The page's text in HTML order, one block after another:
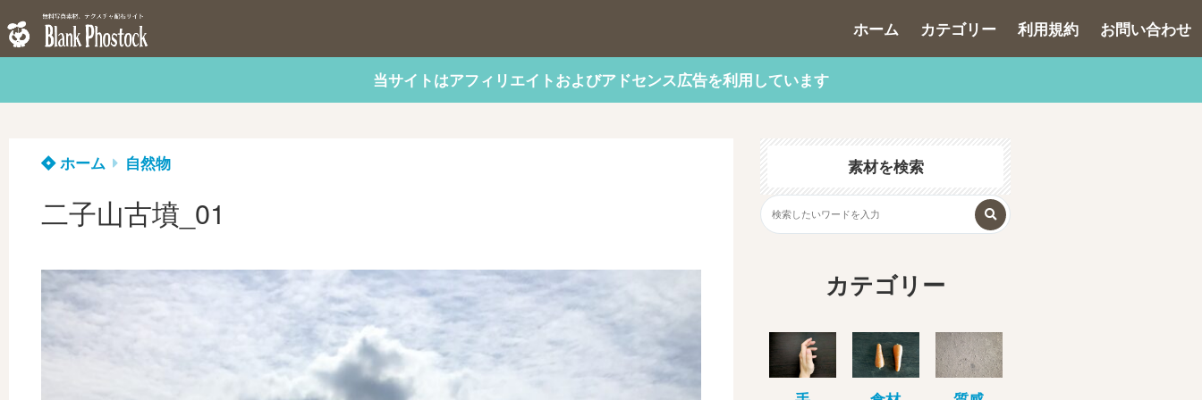
ホーム カテゴリー 利用規約 お問い合わせ
当サイトはアフィリエイトおよびアドセンス広告を利用しています
ホーム 自然物
二子山古墳_01
素材を検索
カテゴリー